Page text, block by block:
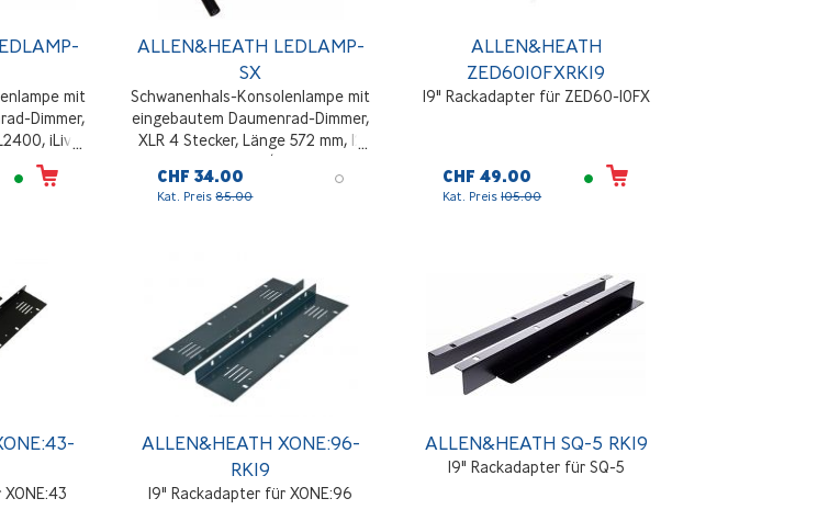
mit
Dimmer,
iLive,
VDC, 35 mA
ALLEN&HEATH LEDLAMP-
SX
Schwanenhals-Konsolenlampe mit
eingebautem Daumenrad-Dimmer,
XLR 4 Stecker, Länge 572 mm, 12
VDC, 35 mA, Gerade(WZ Series, Qu
Series)
CHF 34.00
Kat. Preis85.00
ALLEN&HEATH
ZED6010FXRK19
19" Rackadapter für ZED60-10FX
CHF 49.00
Kat. Preis105.00
ALLEN&HEATH XONE:96-
RK19
19" Rackadapter für XONE:96
ALLEN&HEATH SQ-5 RK19
19" Rackadapter für SQ-5